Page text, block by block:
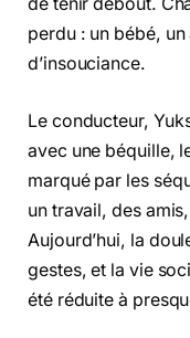
perdu : un bébé,
d’insouciance.
Le conducteur,
avec une béquille,
marqué par les
un travail, des
Aujourd’hui, la
gestes, et la vie
été réduite à